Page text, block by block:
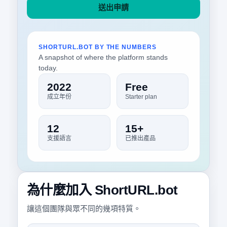
送出申請
SHORTURL.BOT BY THE NUMBERS
A snapshot of where the platform stands
today.
2022
成立年份
Free
Starter plan
12
支援語言
15+
已推出產品
為什麼加入 ShortURL.bot
讓這個團隊與眾不同的幾項特質。